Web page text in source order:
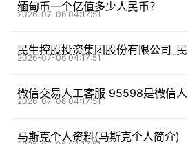
缅甸币一个亿值多少人民币？
2026-07-06 04:17:51
民生控股投资集团股份有限公司_
2026-07-06 04:17:51
微信交易人工客服 95598是微信人
2026-07-06 04:17:51
马斯克个人资料(马斯克个人简介)